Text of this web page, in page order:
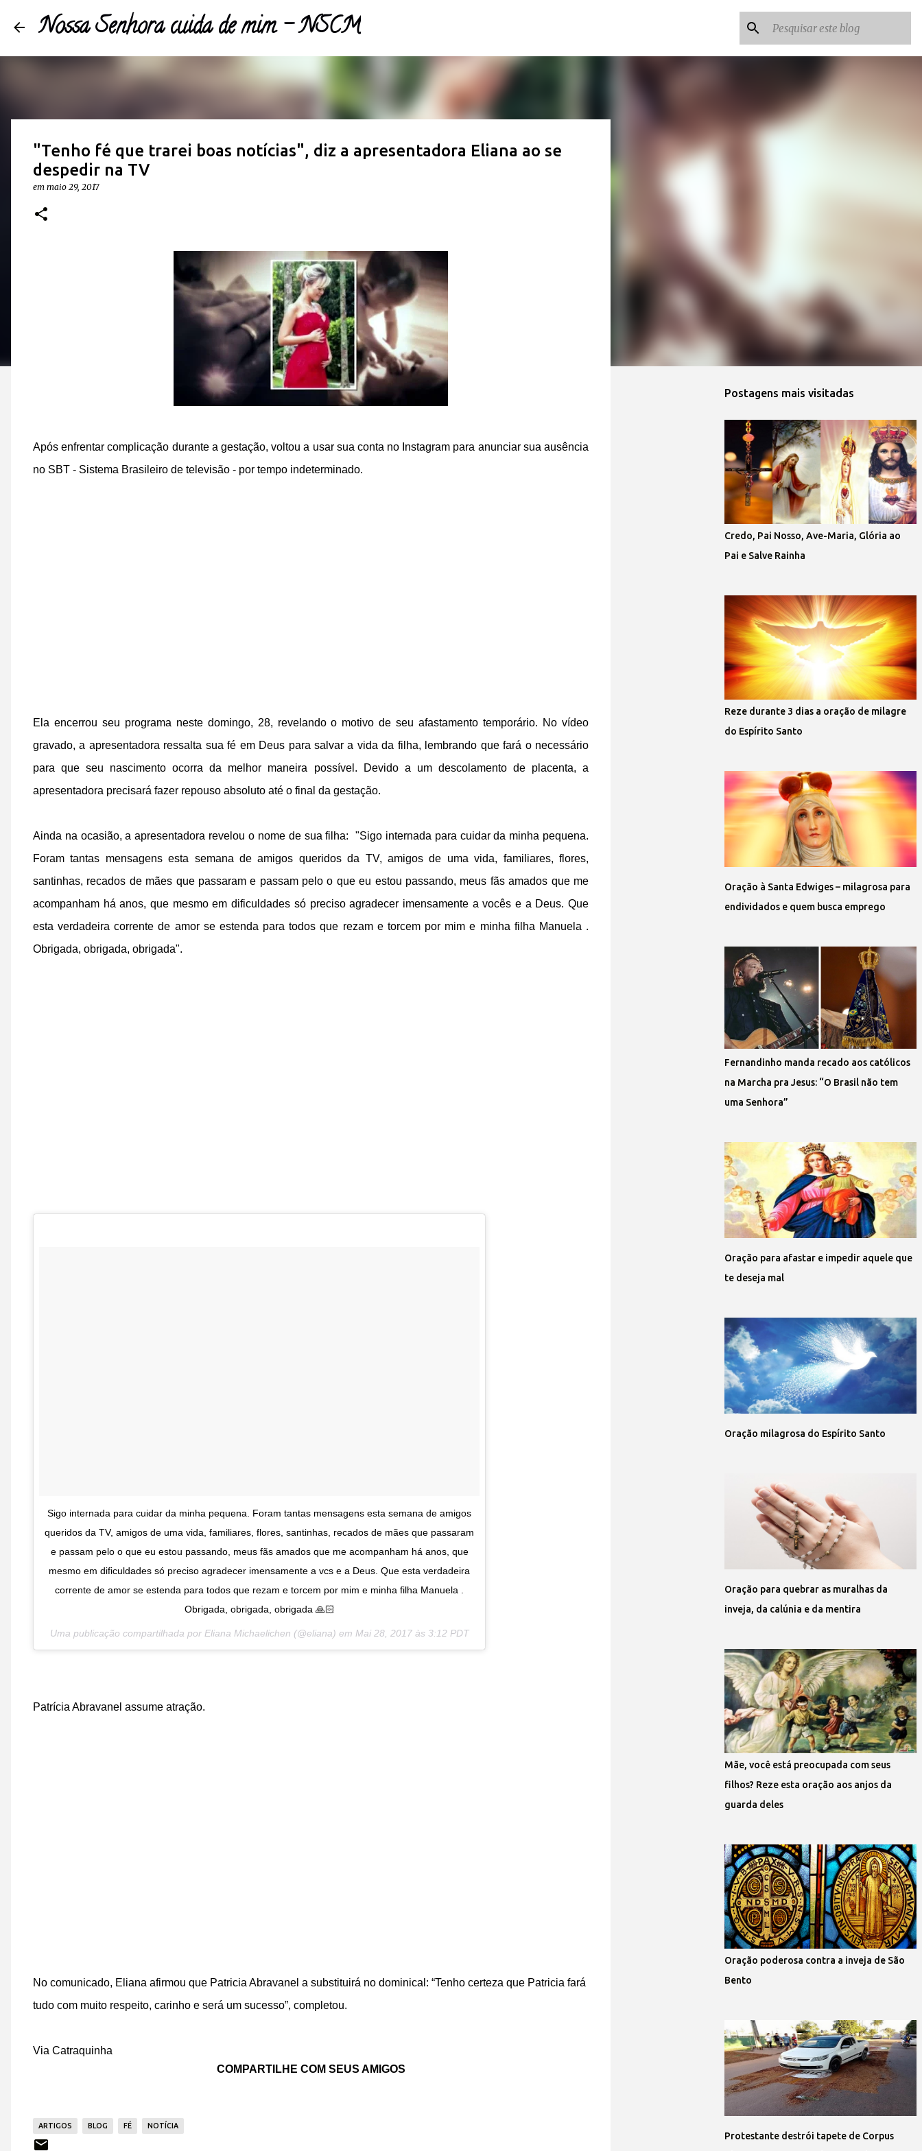
Nossa Senhora cuida de mim - NSCM
"Tenho fé que trarei boas notícias", diz a apresentadora Eliana ao se
despedir na TV
em maio 29, 2017
Após enfrentar complicação durante a gestação, voltou a usar sua conta no Instagram para anunciar sua ausência
no SBT - Sistema Brasileiro de televisão - por tempo indeterminado.
Ela encerrou seu programa neste domingo, 28, revelando o motivo de seu afastamento temporário. No vídeo
gravado, a apresentadora ressalta sua fé em Deus para salvar a vida da filha, lembrando que fará o necessário
para que seu nascimento ocorra da melhor maneira possível. Devido a um descolamento de placenta, a
apresentadora precisará fazer repouso absoluto até o final da gestação.
Ainda na ocasião, a apresentadora revelou o nome de sua filha: "Sigo internada para cuidar da minha pequena.
Foram tantas mensagens esta semana de amigos queridos da TV, amigos de uma vida, familiares, flores,
santinhas, recados de mães que passaram e passam pelo o que eu estou passando, meus fãs amados que me
acompanham há anos, que mesmo em dificuldades só preciso agradecer imensamente a vocês e a Deus. Que
esta verdadeira corrente de amor se estenda para todos que rezam e torcem por mim e minha filha Manuela .
Obrigada, obrigada, obrigada".
Sigo internada para cuidar da minha pequena. Foram tantas mensagens esta semana de amigos
queridos da TV, amigos de uma vida, familiares, flores, santinhas, recados de mães que passaram
e passam pelo o que eu estou passando, meus fãs amados que me acompanham há anos, que
mesmo em dificuldades só preciso agradecer imensamente a vcs e a Deus. Que esta verdadeira
corrente de amor se estenda para todos que rezam e torcem por mim e minha filha Manuela .
Obrigada, obrigada, obrigada 🙏🏻
Uma publicação compartilhada por Eliana Michaelichen (@eliana) em Mai 28, 2017 às 3:12 PDT
Patrícia Abravanel assume atração.
No comunicado, Eliana afirmou que Patricia Abravanel a substituirá no dominical: “Tenho certeza que Patricia fará
tudo com muito respeito, carinho e será um sucesso”, completou.
Via Catraquinha
COMPARTILHE COM SEUS AMIGOS
ARTIGOS BLOG FÉ NOTÍCIA
Postagens mais visitadas
Credo, Pai Nosso, Ave-Maria, Glória ao
Pai e Salve Rainha
Reze durante 3 dias a oração de milagre
do Espírito Santo
Oração à Santa Edwiges – milagrosa para
endividados e quem busca emprego
Fernandinho manda recado aos católicos
na Marcha pra Jesus: “O Brasil não tem
uma Senhora”
Oração para afastar e impedir aquele que
te deseja mal
Oração milagrosa do Espírito Santo
Oração para quebrar as muralhas da
inveja, da calúnia e da mentira
Mãe, você está preocupada com seus
filhos? Reze esta oração aos anjos da
guarda deles
Oração poderosa contra a inveja de São
Bento
Protestante destrói tapete de Corpus